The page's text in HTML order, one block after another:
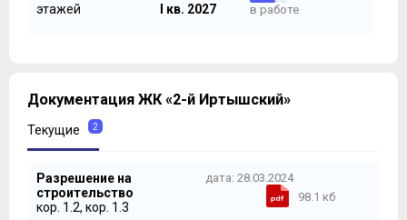
этажей
I кв. 2027 в работе
Документация ЖК «2-й Иртышский»
Текущие 2
Разрешение на
строительство
кор. 1.2, кор. 1.3
дата: 28.03.2024
98.1 кб